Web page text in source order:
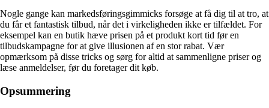
Nogle gange kan markedsføringsgimmicks forsøge at få dig til at tro, at
du får et fantastisk tilbud, når det i virkeligheden ikke er tilfældet. For
eksempel kan en butik hæve prisen på et produkt kort tid før en
tilbudskampagne for at give illusionen af en stor rabat. Vær
opmærksom på disse tricks og sørg for altid at sammenligne priser og
læse anmeldelser, før du foretager dit køb.
Opsummering